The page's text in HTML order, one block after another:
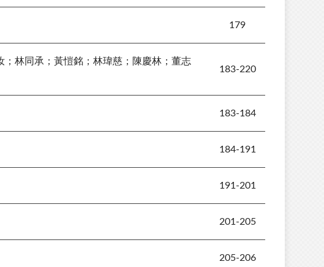
179
林同承；黃愷銘；林瑋慈；陳慶林；董志
183-220
183-184
184-191
191-201
201-205
205-206